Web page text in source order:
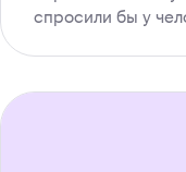
спросили бы у